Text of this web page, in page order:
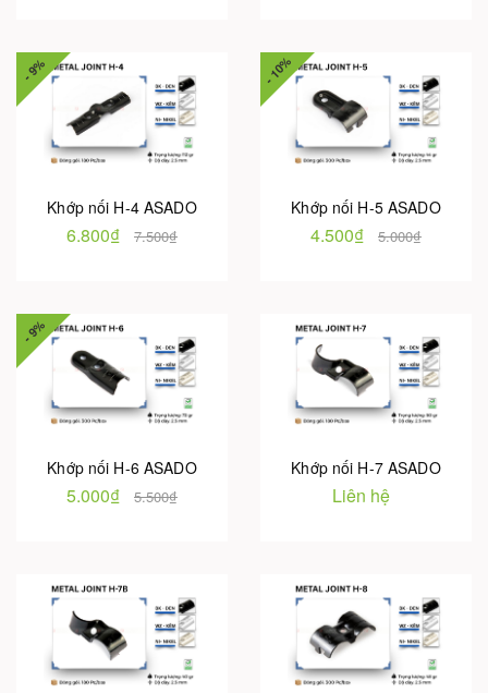
- 9%
Khớp nối H-4 ASADO
6.800₫ 7.500₫
- 10%
Khớp nối H-5 ASADO
4.500₫ 5.000₫
- 9%
Khớp nối H-6 ASADO
5.000₫ 5.500₫
Khớp nối H-7 ASADO
Liên hệ